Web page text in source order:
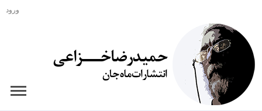
ورود